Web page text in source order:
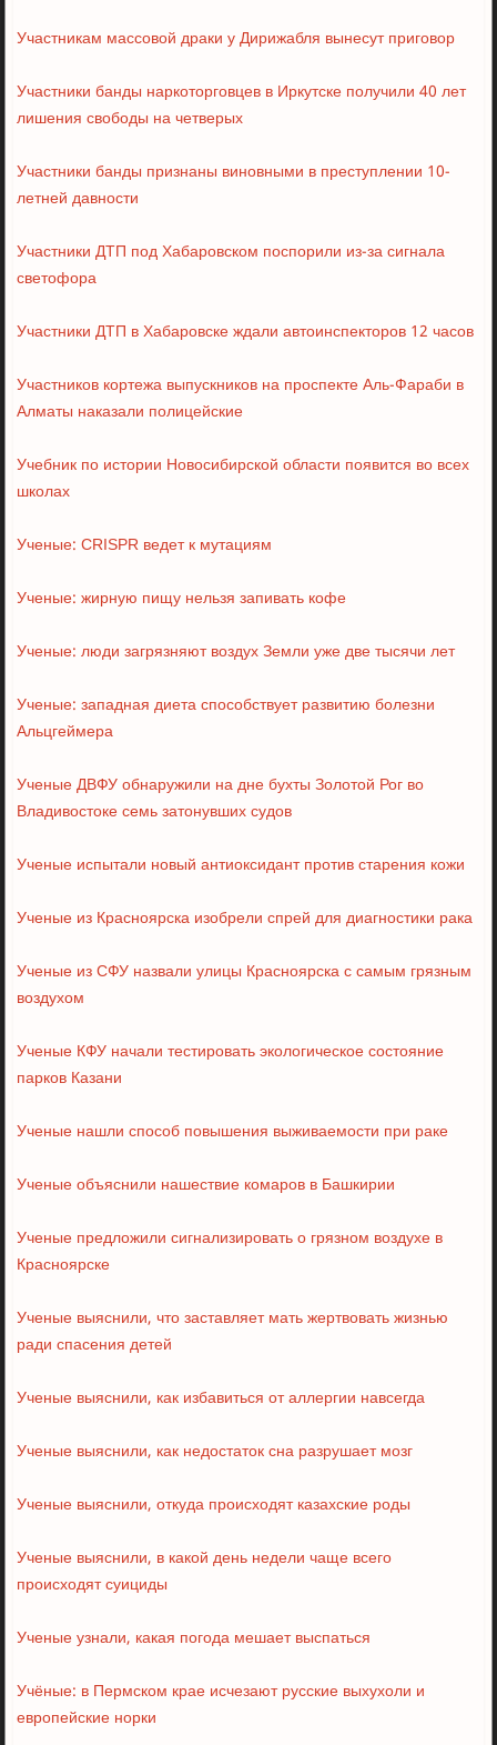
Участникам массовой драки у Дирижабля вынесут приговор
Участники банды наркоторговцев в Иркутске получили 40 лет
лишения свободы на четверых
Участники банды признаны виновными в преступлении 10-
летней давности
Участники ДТП под Хабаровском поспорили из-за сигнала
светофора
Участники ДТП в Хабаровске ждали автоинспекторов 12 часов
Участников кортежа выпускников на проспекте Аль-Фараби в
Алматы наказали полицейские
Учебник по истории Новосибирской области появится во всех
школах
Ученые: CRISPR ведет к мутациям
Ученые: жирную пищу нельзя запивать кофе
Ученые: люди загрязняют воздух Земли уже две тысячи лет
Ученые: западная диета способствует развитию болезни
Альцгеймера
Ученые ДВФУ обнаружили на дне бухты Золотой Рог во
Владивостоке семь затонувших судов
Ученые испытали новый антиоксидант против старения кожи
Ученые из Красноярска изобрели спрей для диагностики рака
Ученые из СФУ назвали улицы Красноярска с самым грязным
воздухом
Ученые КФУ начали тестировать экологическое состояние
парков Казани
Ученые нашли способ повышения выживаемости при раке
Ученые объяснили нашествие комаров в Башкирии
Ученые предложили сигнализировать о грязном воздухе в
Красноярске
Ученые выяснили, что заставляет мать жертвовать жизнью
ради спасения детей
Ученые выяснили, как избавиться от аллергии навсегда
Ученые выяснили, как недостаток сна разрушает мозг
Ученые выяснили, откуда происходят казахские роды
Ученые выяснили, в какой день недели чаще всего
происходят суициды
Ученые узнали, какая погода мешает выспаться
Учёные: в Пермском крае исчезают русские выхухоли и
европейские норки